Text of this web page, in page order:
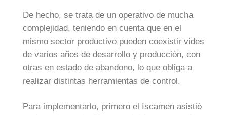
De hecho, se trata de un operativo de mucha
complejidad, teniendo en cuenta que en el
mismo sector productivo pueden coexistir vides
de varios años de desarrollo y producción, con
otras en estado de abandono, lo que obliga a
realizar distintas herramientas de control.
Para implementarlo, primero el Iscamen asistió